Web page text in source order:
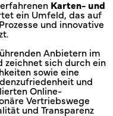
Karten- und
ein Umfeld, das auf
und innovative
Anbietern im
zeichnet sich durch ein
sowie eine
und
Online-
Vertriebswege
und Transparenz